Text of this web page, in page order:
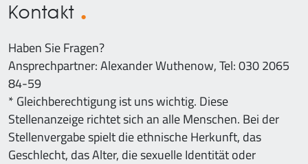
Kontakt
Haben Sie Fragen?
Ansprechpartner: Alexander Wuthenow, Tel: 030 2065
84-59
* Gleichberechtigung ist uns wichtig. Diese
Stellenanzeige richtet sich an alle Menschen. Bei der
Stellenvergabe spielt die ethnische Herkunft, das
Geschlecht, das Alter, die sexuelle Identität oder